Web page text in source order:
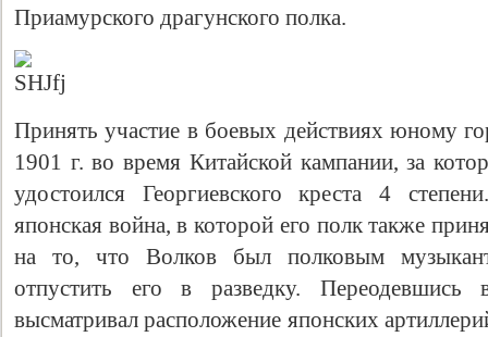
Приамурского драгунского полка.
Принять участие в боевых действиях юному
1901 г. во время Китайской кампании, за
удостоился Георгиевского креста 4
японская война, в которой его полк также
на то, что Волков был полковым
отпустить его в разведку. Переодевшись
высматривал расположение японских